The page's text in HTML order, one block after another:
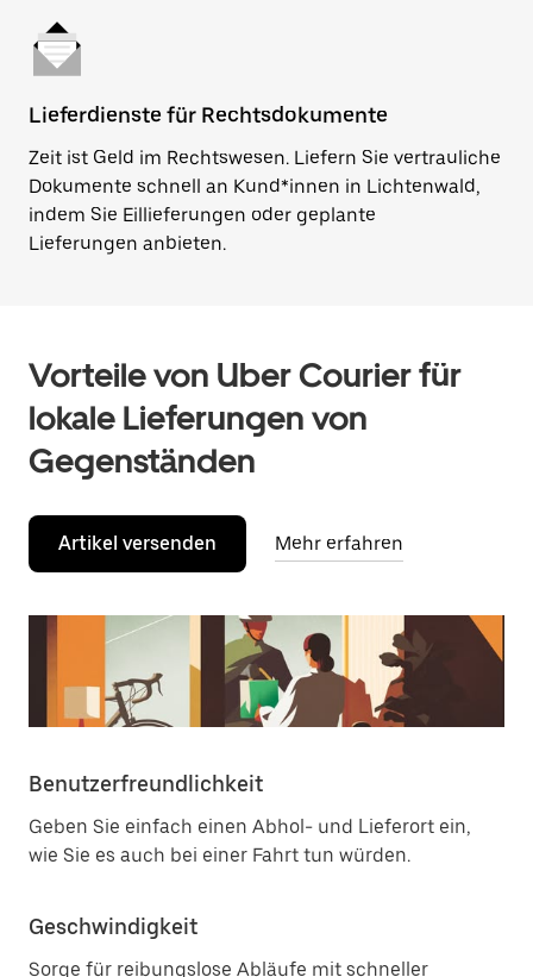
Lieferdienste für Rechtsdokumente
Zeit ist Geld im Rechtswesen. Liefern Sie vertrauliche
Dokumente schnell an Kund*innen in Lichtenwald,
indem Sie Eillieferungen oder geplante
Lieferungen anbieten.
Vorteile von Uber Courier für
lokale Lieferungen von
Gegenständen
Artikel versenden Mehr erfahren
Benutzerfreundlichkeit
Geben Sie einfach einen Abhol- und Lieferort ein,
wie Sie es auch bei einer Fahrt tun würden.
Geschwindigkeit
Sorge für reibungslose Abläufe mit schneller